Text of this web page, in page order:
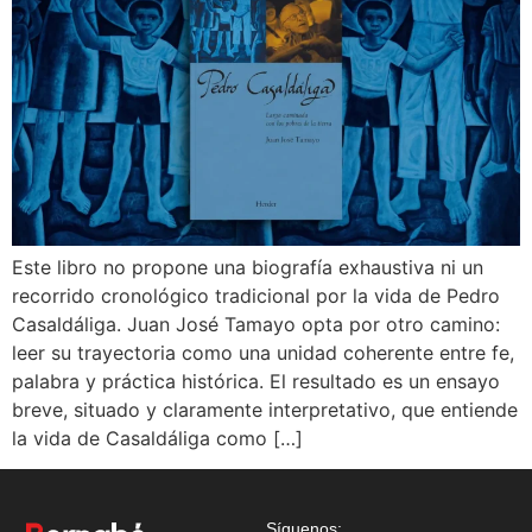
Este libro no propone una biografía exhaustiva ni un
recorrido cronológico tradicional por la vida de Pedro
Casaldáliga. Juan José Tamayo opta por otro camino:
leer su trayectoria como una unidad coherente entre fe,
palabra y práctica histórica. El resultado es un ensayo
breve, situado y claramente interpretativo, que entiende
la vida de Casaldáliga como […]